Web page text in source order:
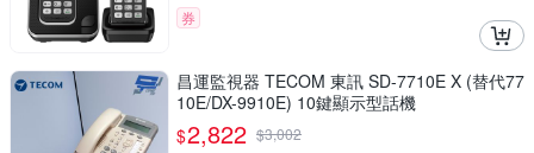
券
昌運監視器 TECOM 東訊 SD-7710E X (替代77
10E/DX-9910E) 10鍵顯示型話機
$2,822 $3,002